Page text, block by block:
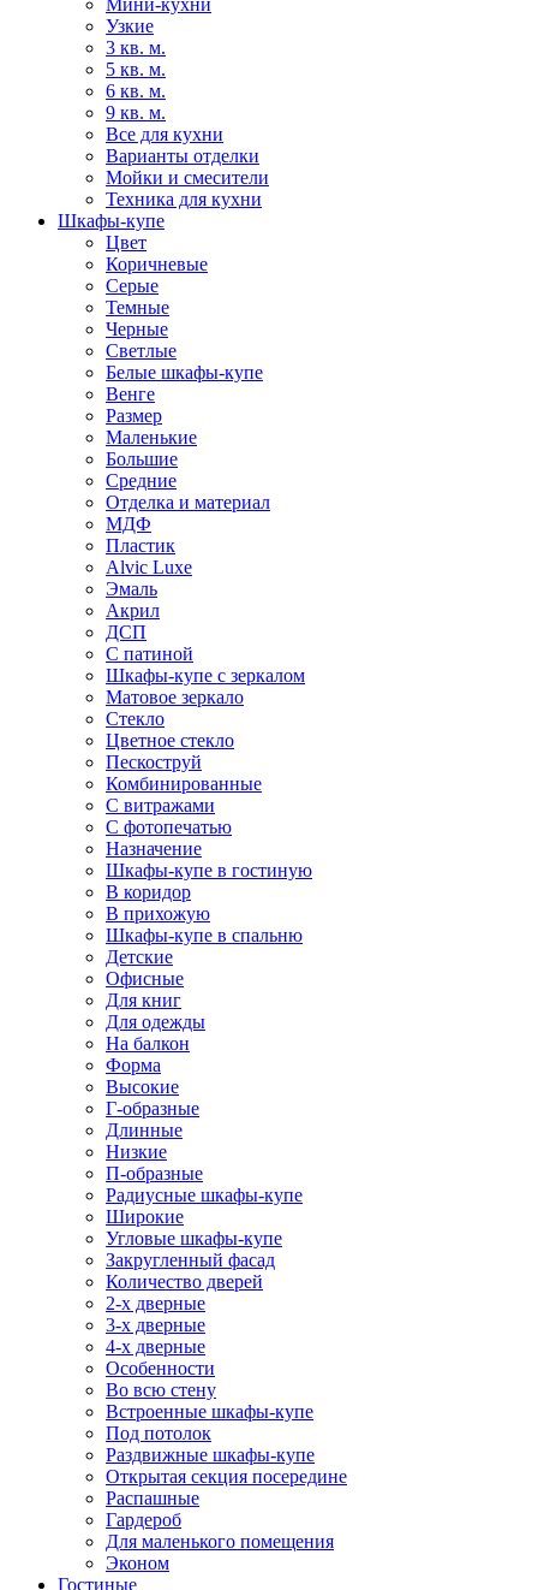
Мини-кухни
Узкие
3 кв. м.
5 кв. м.
6 кв. м.
9 кв. м.
Все для кухни
Варианты отделки
Мойки и смесители
Техника для кухни
Шкафы-купе
Цвет
Коричневые
Серые
Темные
Черные
Светлые
Белые шкафы-купе
Венге
Размер
Маленькие
Большие
Средние
Отделка и материал
МДФ
Пластик
Alvic Luxe
Эмаль
Акрил
ДСП
С патиной
Шкафы-купе с зеркалом
Матовое зеркало
Стекло
Цветное стекло
Пескоструй
Комбинированные
С витражами
С фотопечатью
Назначение
Шкафы-купе в гостиную
В коридор
В прихожую
Шкафы-купе в спальню
Детские
Офисные
Для книг
Для одежды
На балкон
Форма
Высокие
Г-образные
Длинные
Низкие
П-образные
Радиусные шкафы-купе
Широкие
Угловые шкафы-купе
Закругленный фасад
Количество дверей
2-х дверные
3-х дверные
4-х дверные
Особенности
Во всю стену
Встроенные шкафы-купе
Под потолок
Раздвижные шкафы-купе
Открытая секция посередине
Распашные
Гардероб
Для маленького помещения
Эконом
Гостиные